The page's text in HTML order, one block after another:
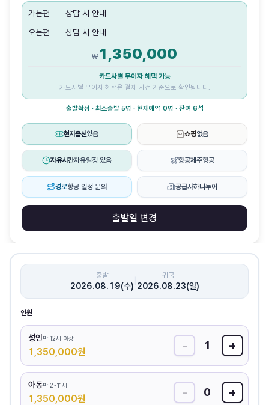
가는편
상담 시 안내
오는편
상담 시 안내
₩ 1,350,000
카드사별 무이자 혜택 가능
카드사별 무이자 혜택은 결제 시점 기준으로 확인됩니다.
출발확정 · 최소출발 5명 · 현재예약 0명 · 잔여 6석
현지옵션있음 쇼핑없음
자유시간자유일정 있음 항공제주항공
경로항공 일정 문의 공급사하나투어
출발일 변경
출발
2026.08.19(수)
귀국
2026.08.23(일)
인원
성인만 12세 이상
1,350,000원 - 1 +
아동만 2~11세
1,350,000원 - 0 +